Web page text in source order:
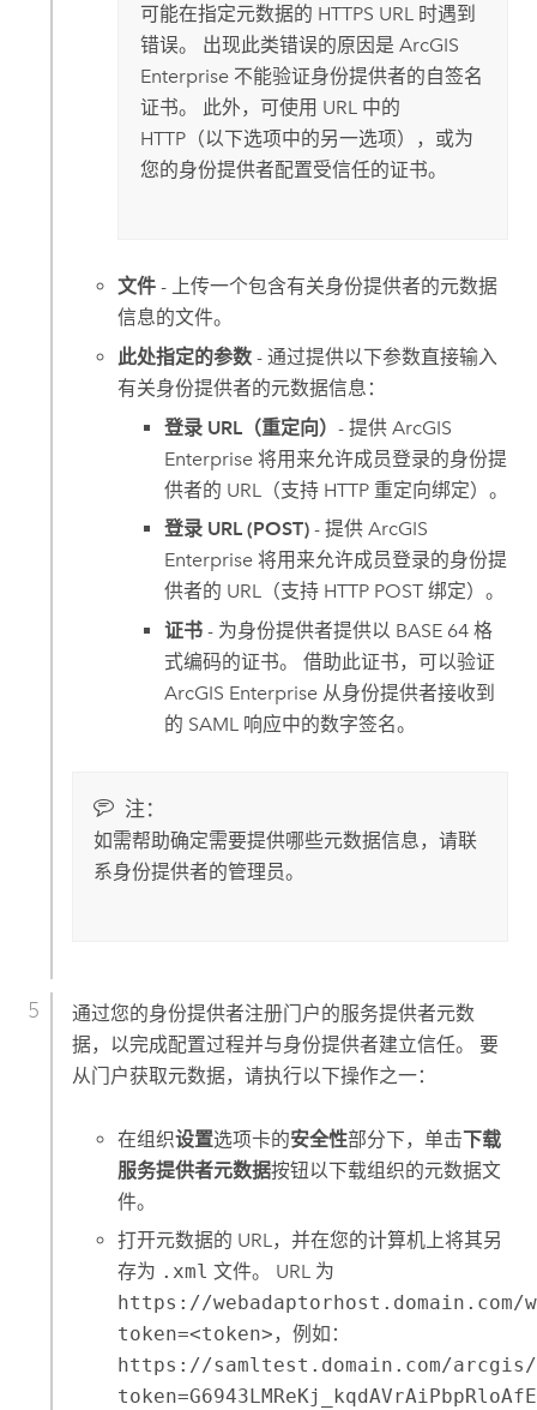
可能在指定元数据的 HTTPS URL 时遇到
错误。 出现此类错误的原因是 ArcGIS
Enterprise不能验证身份提供者的自签名
证书。 此外，可使用 URL 中的
HTTP（以下选项中的另一选项），或为
您的身份提供者配置受信任的证书。
文件 - 上传一个包含有关身份提供者的元数据
信息的文件。
此处指定的参数 - 通过提供以下参数直接输入
有关身份提供者的元数据信息：
登录 URL（重定向） - 提供 ArcGIS
Enterprise将用来允许成员登录的身份提
供者的 URL（支持 HTTP 重定向绑定）。
登录 URL (POST)- 提供 ArcGIS
Enterprise将用来允许成员登录的身份提
供者的 URL（支持 HTTP POST 绑定）。
证书- 为身份提供者提供以 BASE 64 格
式编码的证书。 借助此证书，可以验证
ArcGIS Enterprise从身份提供者接收到
的 SAML 响应中的数字签名。
注：
如需帮助确定需要提供哪些元数据信息，请联
系身份提供者的管理员。
通过您的身份提供者注册门户的服务提供者元数
据，以完成配置过程并与身份提供者建立信任。 要
从门户获取元数据，请执行以下操作之一：
在组织设置选项卡的安全性部分下，单击下载
服务提供者元数据按钮以下载组织的元数据文
件。
打开元数据的 URL，并在您的计算机上将其另
存为 .xml 文件。 URL 为
https://
token=<token>，例如：
https://samltest.domain.com/